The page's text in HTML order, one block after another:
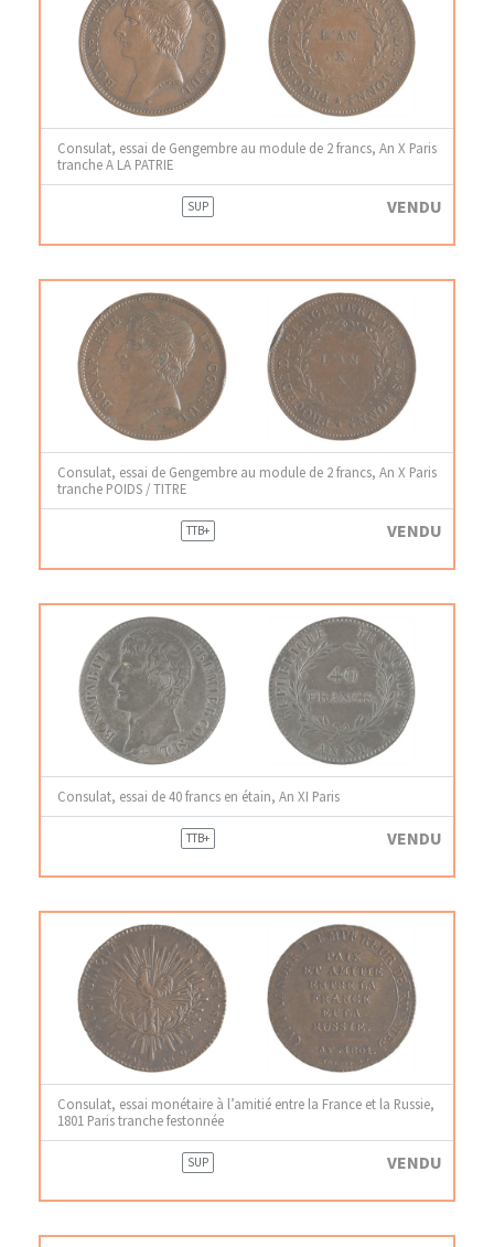
Consulat, essai de Gengembre au module de 2 francs, An X Paris
tranche A LA PATRIE
SUP VENDU
Consulat, essai de Gengembre au module de 2 francs, An X Paris
tranche POIDS / TITRE
TTB+ VENDU
Consulat, essai de 40 francs en étain, An XI Paris
TTB+ VENDU
Consulat, essai monétaire à l’amitié entre la France et la Russie,
1801 Paris tranche festonnée
SUP VENDU